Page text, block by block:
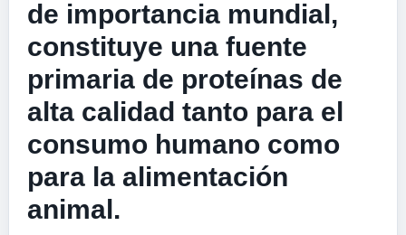
de importancia mundial,
constituye una fuente
primaria de proteínas de
alta calidad tanto para el
consumo humano como
para la alimentación
animal.